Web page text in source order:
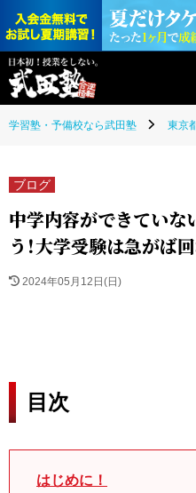
学習塾・予備校なら武田塾 東京
ブログ
中学内容ができていな
う！大学受験は急がば回
2024年05月12日(日)
目次
はじめに！